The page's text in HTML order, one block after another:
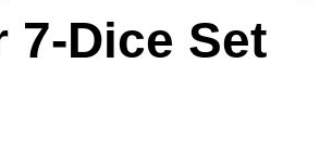
7-Dice Set